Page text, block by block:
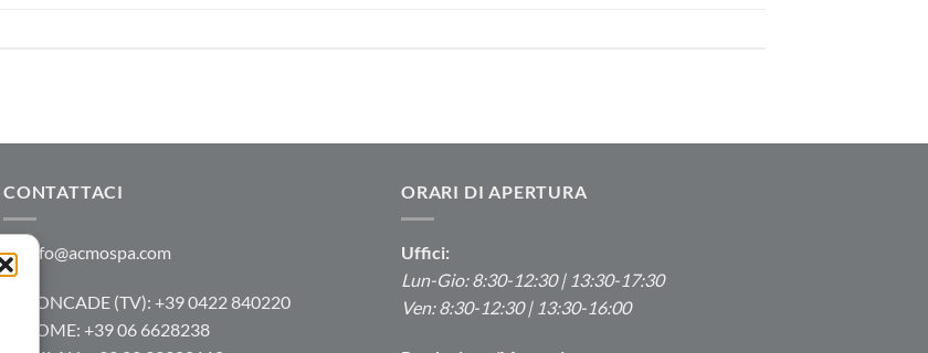
CONTATTACI
info@acmospa.com
RONCADE (TV): +39 0422 840220
ROME: +39 06 6628238
ORARI DI APERTURA
Uffici:
Lun-Gio: 8:30-12:30 | 13:30-17:30
Ven: 8:30-12:30 | 13:30-16:00